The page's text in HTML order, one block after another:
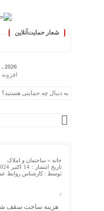
شعار حمایت‌آنلاین
«
2026
خانه » ساختمان و املاک
تاریخ انتشار : 14 اکتبر 2024 - 13:28 |
توسط :کارشناس روابط
هزینه ساخت سقف